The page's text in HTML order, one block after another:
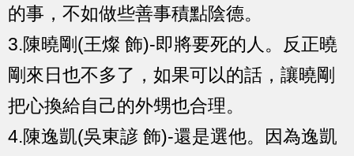
的事，不如做些善事積點陰德。
3.陳曉剛(王燦 飾)-即將要死的人。反正曉
剛來日也不多了，如果可以的話，讓曉剛
把心換給自己的外甥也合理。
4.陳逸凱(吳東諺 飾)-還是選他。因為逸凱